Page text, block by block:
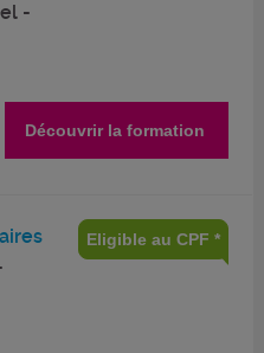
-
Découvrir la formation
Eligible au CPF *